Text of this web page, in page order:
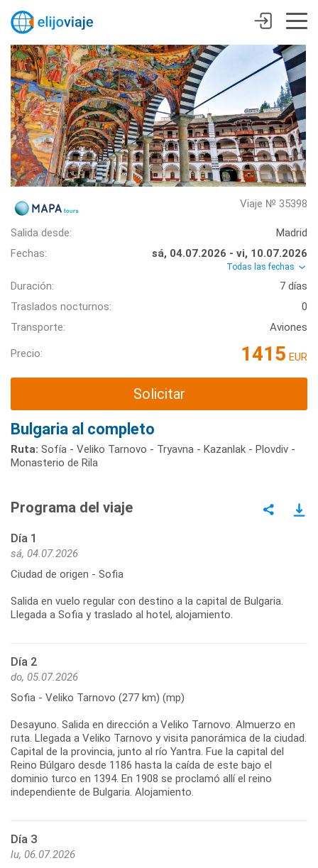
Viaje № 35398
Salida desde:
Madrid
Fechas:
sá, 04.07.2026 - vi, 10.07.2026
Todas las fechas
Duración:
7 días
Traslados nocturnos:
0
Transporte:
Aviones
Precio: 1415 EUR
Solicitar
Bulgaria al completo
Ruta: Sofía - Veliko Tarnovo - Tryavna - Kazanlak - Plovdiv -
Monasterio de Rila
Programa del viaje
Día 1
sá, 04.07.2026
Ciudad de origen - Sofia
Salida en vuelo regular con destino a la capital de Bulgaria.
Día 2
do, 05.07.2026
Sofia - Veliko Tarnovo (277 km) (mp)
Desayuno. Salida en dirección a Veliko Tarnovo. Almuerzo en
ruta. Llegada a Veliko Tarnovo y visita panorámica de la ciudad.
Capital de la provincia, junto al río Yantra. Fue la capital del
Reino Búlgaro desde 1186 hasta la caída de este bajo el
dominio turco en 1394. En 1908 se proclamó allí el reino
Día 3
lu, 06.07.2026